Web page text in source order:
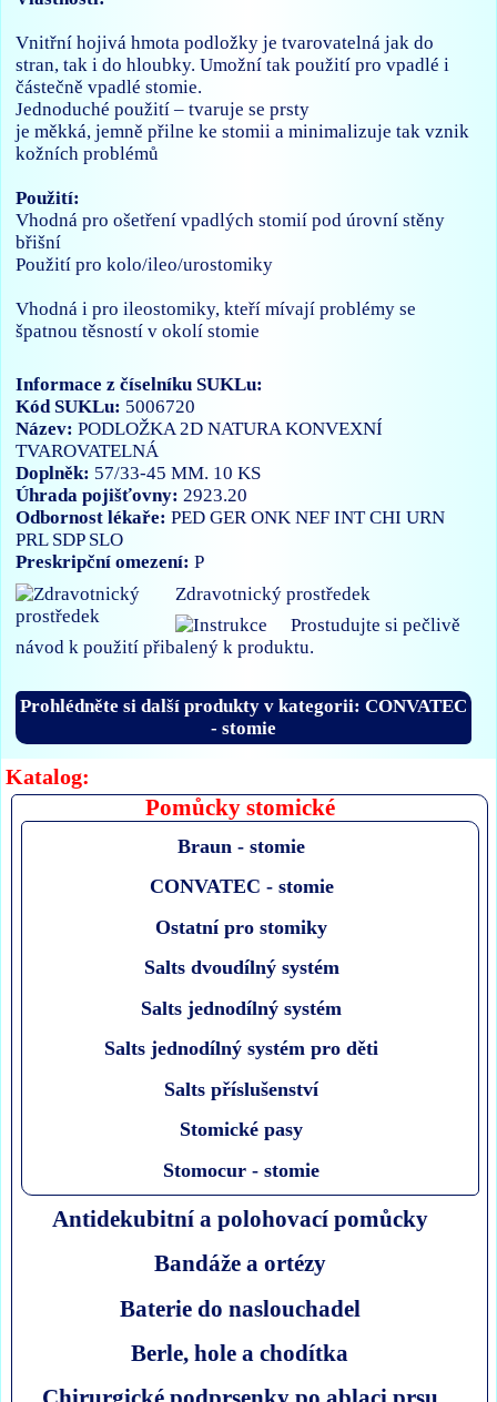
Katalog:
Pomůcky stomické
Braun - stomie
CONVATEC - stomie
Ostatní pro stomiky
Salts dvoudílný systém
Salts jednodílný systém
Salts jednodílný systém pro děti
Salts příslušenství
Stomické pasy
Stomocur - stomie
Antidekubitní a polohovací pomůcky
Bandáže a ortézy
Baterie do naslouchadel
Berle, hole a chodítka
Vnitřní hojivá hmota podložky je tvarovatelná jak do
stran, tak i do hloubky. Umožní tak použití pro vpadlé i
částečně vpadlé stomie.
Jednoduché použití – tvaruje se prsty
je měkká, jemně přilne ke stomii a minimalizuje tak vznik
kožních problémů
Použití:
Vhodná pro ošetření vpadlých stomií pod úrovní stěny
břišní
Použití pro kolo/ileo/urostomiky
Vhodná i pro ileostomiky, kteří mívají problémy se
špatnou těsností v okolí stomie
Informace z číselníku SUKLu:
Kód SUKLu: 5006720
Název:PODLOŽKA 2D NATURA KONVEXNÍ
TVAROVATELNÁ
Doplněk: 57/33-45 MM. 10 KS
Úhrada pojišťovny:2923.20
Odbornost lékaře:PEDGERONKNEFINTCHIURN
PRL SDP SLO
Preskripční omezení:P
Zdravotnický prostředek
Prostudujte si pečlivě
návod k použití přibalený k produktu.
Prohlédněte si další produkty v kategorii: CONVATEC
- stomie